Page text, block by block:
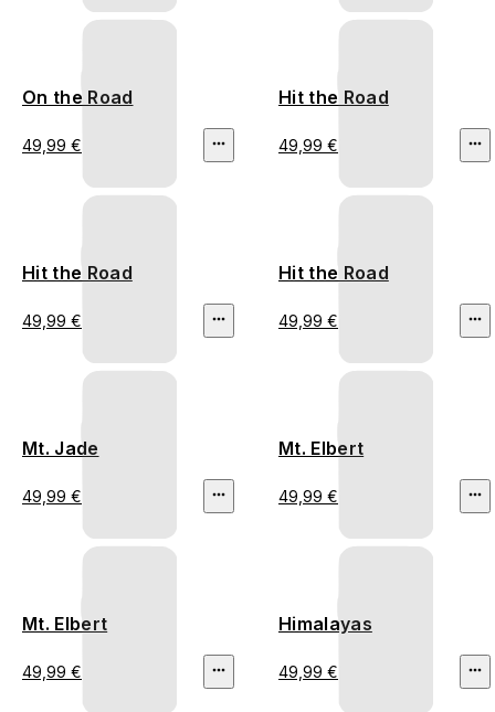
On the Road
49,99 €
Hit the Road
49,99 €
Hit the Road
49,99 €
Hit the Road
49,99 €
Mt. Jade
49,99 €
Mt. Elbert
49,99 €
Mt. Elbert
49,99 €
Himalayas
49,99 €